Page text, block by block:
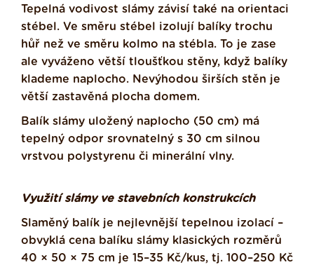
Tepelná vodivost slámy závisí také na orientaci
stébel. Ve směru stébel izolují balíky trochu
hůř než ve směru kolmo na stébla. To je zase
ale vyváženo větší tloušťkou stěny, když balíky
klademe naplocho. Nevýhodou širších stěn je
větší zastavěná plocha domem.
Balík slámy uložený naplocho (50 cm) má
tepelný odpor srovnatelný s 30 cm silnou
vrstvou polystyrenu či minerální vlny.
Využití slámy ve stavebních konstrukcích
Slaměný balík je nejlevnější tepelnou izolací –
obvyklá cena balíku slámy klasických rozměrů
40 × 50 × 75 cm je 15–35 Kč/kus, tj. 100–250 Kč